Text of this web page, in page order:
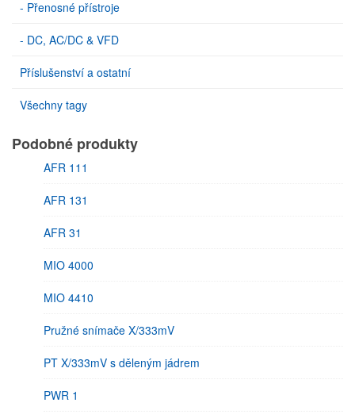
- Přenosné přístroje
- DC, AC/DC & VFD
Příslušenství a ostatní
Všechny tagy
Podobné produkty
AFR 111
AFR 131
AFR 31
MIO 4000
MIO 4410
Pružné snímače X/333mV
PT X/333mV s děleným jádrem
PWR 1